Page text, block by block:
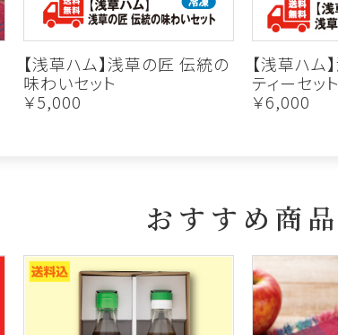
【浅草ハム】浅草の匠 伝統の
味わいセット
￥5,000
【浅草ハム
ティーセット
￥6,000
おすすめ商品